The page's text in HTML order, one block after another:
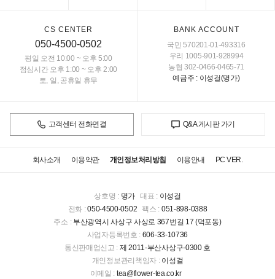
CS CENTER
050-4500-0502
평일 오전 10:00 ~ 오후 5:00
점심시간 오후 1:00 ~ 오후 2:00
토, 일, 공휴일 휴무
BANK ACCOUNT
국민 570201-01-493316
우리 1005-901-928994
농협 302-0466-0465-71
예금주 : 이성걸(명가)
고객센터 전화연결 Q&A 게시판 가기
회사소개 이용약관 개인정보처리방침 이용안내 PC VER.
상호명 : 명가대표 : 이성걸
전화 :050-4500-0502 팩스 : 051-898-0388
주소 : 부산광역시 사상구 사상로 367번길 17 (덕포동)
사업자등록번호 : 606-33-10736
통신판매업신고 : 제 2011-부산사상구-0300 호
개인정보관리책임자 : 이성걸
이메일 : tea@flower-tea.co.kr